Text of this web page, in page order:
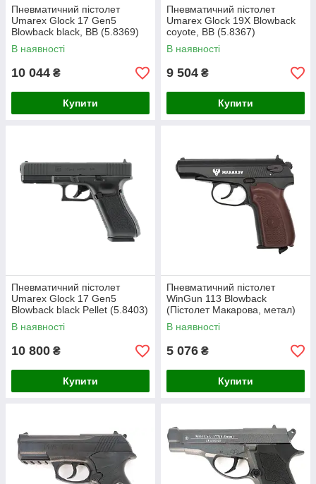
Пневматичний пістолет
Umarex Glock 17 Gen5
Blowback black, BB (5.8369)
В наявності
10 044 ₴
Купити
Пневматичний пістолет
Umarex Glock 19X Blowback
coyote, BB (5.8367)
В наявності
9 504 ₴
Купити
Пневматичний пістолет
Umarex Glock 17 Gen5
Blowback black Pellet (5.8403)
В наявності
10 800 ₴
Купити
Пневматичний пістолет
WinGun 113 Blowback
(Пістолет Макарова, метал)
В наявності
5 076 ₴
Купити